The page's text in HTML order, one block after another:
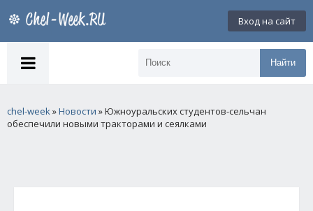
Вход на сайт
Найти
chel-week»Новости » Южноуральских студентов-сельчан
обеспечили новыми тракторами и сеялками